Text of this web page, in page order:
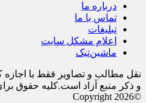
درباره ما
تماس با ما
تبلیغات
اعلام مشکل سایت
ماشین‌تیک
نقل مطالب و تصاویر فقط با
و ذکر منبع آزاد است.کلیه حقوق
©Copyright 2026